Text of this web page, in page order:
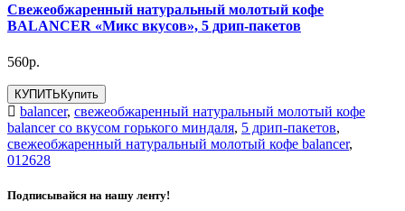
Свежеобжаренный натуральный молотый кофе
BALANCER «Микс вкусов», 5 дрип-пакетов
560р.
КУПИТЬКупить
balancer, свежеобжаренный натуральный молотый кофе
balancer со вкусом горького миндаля, 5 дрип-пакетов,
свежеобжаренный натуральный молотый кофе balancer,
012628
Подписывайся на нашу ленту!